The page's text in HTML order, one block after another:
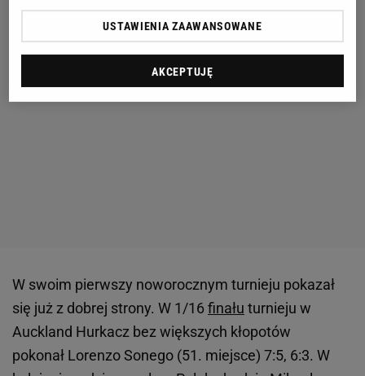
W swoim pierwszy noworocznym turnieju pokazał
się już z dobrej strony. W 1/16finału turnieju w
Auckland Hurkacz bez większych kłopotów
pokonał Lorenzo Sonego (51. miejsce) 7:5, 6:3. W
USTAWIENIA ZAAWANSOWANE
AKCEPTUJĘ